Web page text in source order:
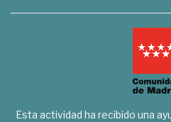
Esta actividad ha recibido una